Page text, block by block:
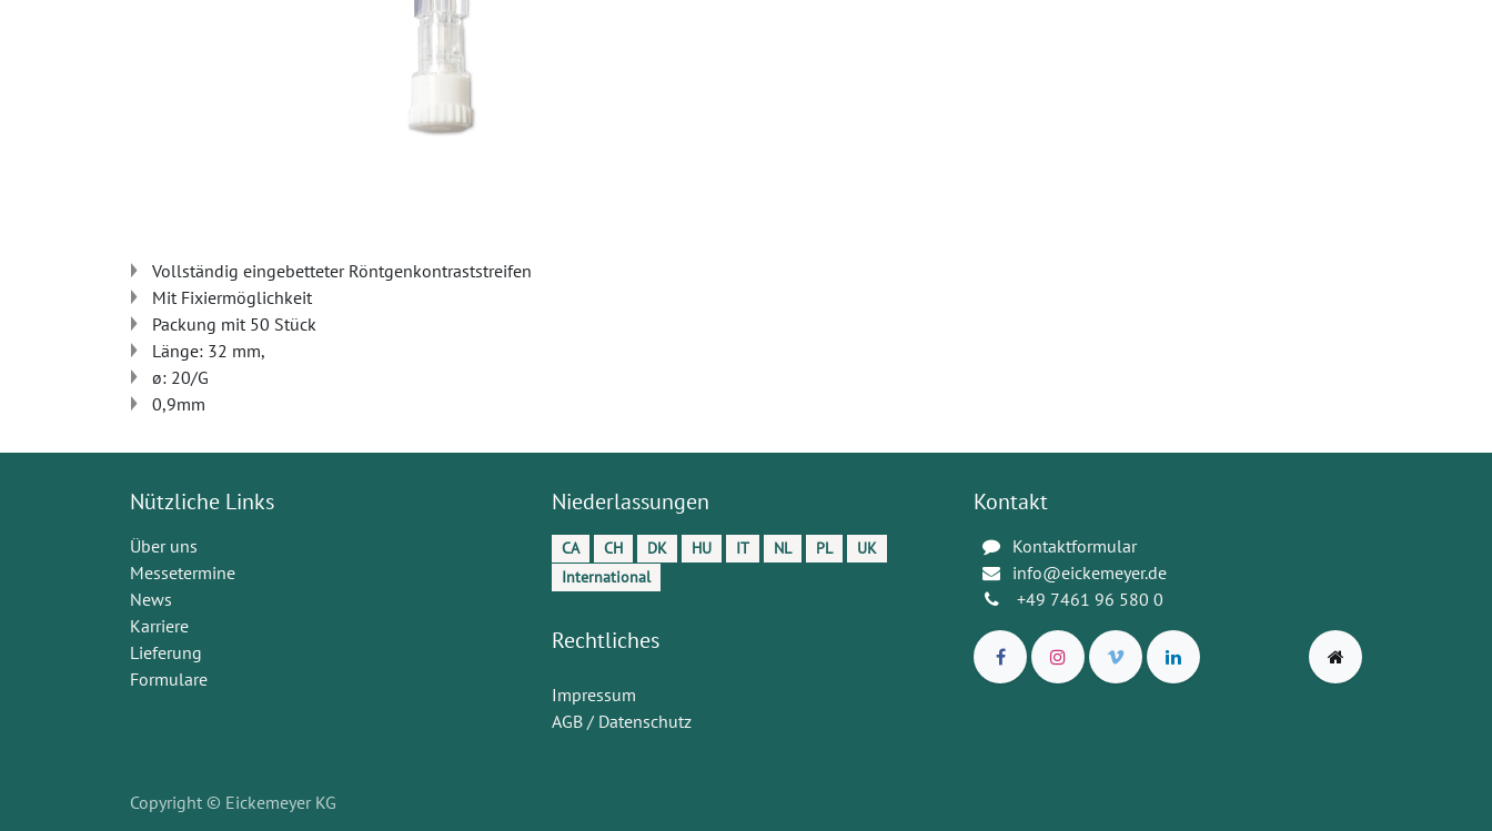
Vollständig eingebetteter Röntgenkontraststreifen
Mit Fixiermöglichkeit
Packung mit 50 Stück
Länge: 32 mm,
ø: 20/G
0,9mm
Nützliche Links
Über uns
Messetermine
News
Karriere
Lieferung
Formulare
Niederlassungen
CA CH DK HU IT NL PL
UK
International
Rechtliches
Impressum
AGB / Datenschutz
Kontakt
Kontaktformular
info@eickemeyer.de
+49 7461 96 580 0
Copyright © Eickemeyer KG